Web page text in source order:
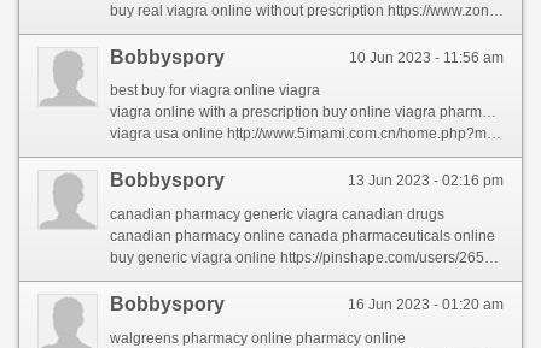
buy real viagra online without prescription https://www.zonamobile.net/forums/profile/meridithhe/
10 Jun 2023 - 11:56 am
Bobbyspory
best buy for viagra online viagra
viagra online with a prescription buy online viagra pharmacy 100mg
viagra usa online http://www.5imami.com.cn/home.php?mod=space&uid=127274&do=profile
13 Jun 2023 - 02:16 pm
Bobbyspory
canadian pharmacy generic viagra canadian drugs
canadian pharmacy online canada pharmaceuticals online
buy generic viagra online https://pinshape.com/users/2653480-pharmacies-shipping-to-usa
16 Jun 2023 - 01:20 am
Bobbyspory
walgreens pharmacy online pharmacy online